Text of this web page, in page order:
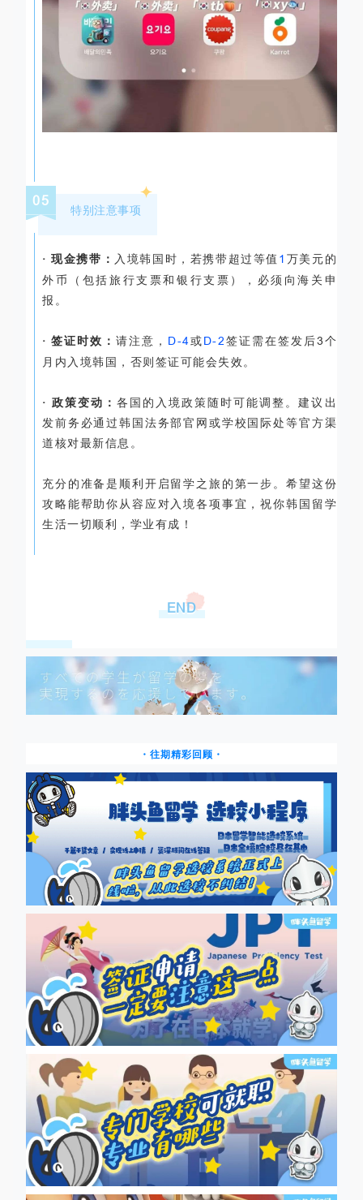
05
特别注意事项
· 现金携带： 入境韩国时，若携带超过等值 1 万美元的
外币（包括旅行支票和银行支票），必须向海关申
报。
· 签证时效：请注意， D-4或D-2签证需在签发后3个
月内入境韩国，否则签证可能会失效。
· 政策变动： 各国的入境政策随时可能调整。建议出
发前务必通过韩国法务部官网或学校国际处等官方渠
道核对最新信息。
充分的准备是顺利开启留学之旅的第一步。希望这份
攻略能帮助你从容应对入境各项事宜，祝你韩国留学
生活一切顺利，学业有成！
END
・往期精彩回顾・